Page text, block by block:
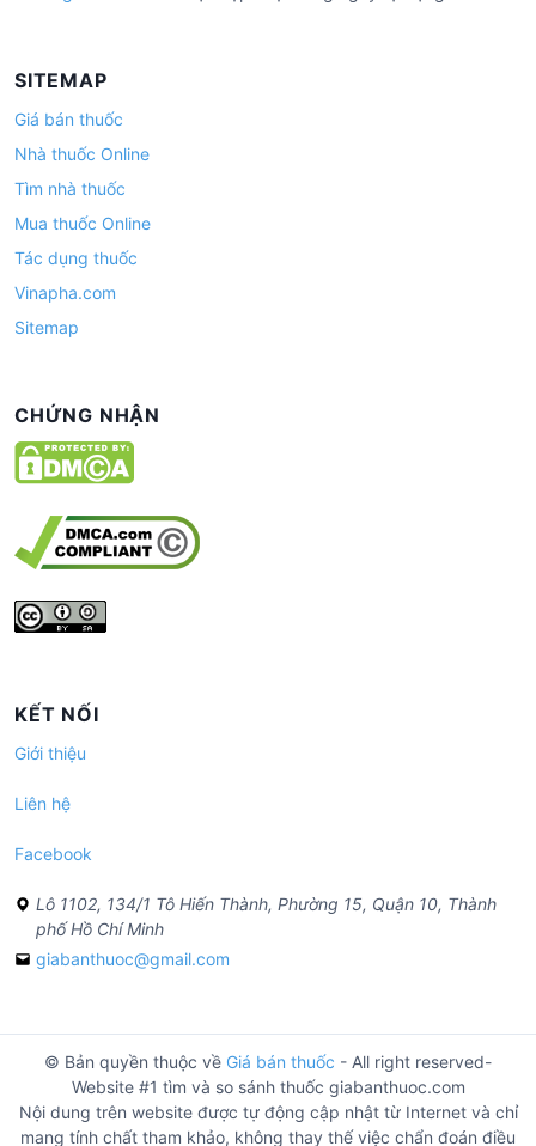
SITEMAP
Giá bán thuốc
Nhà thuốc Online
Tìm nhà thuốc
Mua thuốc Online
Tác dụng thuốc
Vinapha.com
Sitemap
CHỨNG NHẬN
KẾT NỐI
Giới thiệu
Liên hệ
Facebook
Lô 1102, 134/1 Tô Hiến Thành, Phường 15, Quận 10, Thành
phố Hồ Chí Minh
giabanthuoc@gmail.com
© Bản quyền thuộc về Giá bán thuốc - All right reserved-
Website #1 tìm và so sánh thuốc giabanthuoc.com
Nội dung trên website được tự động cập nhật từ Internet và chỉ
mang tính chất tham khảo, không thay thế việc chẩn đoán điều